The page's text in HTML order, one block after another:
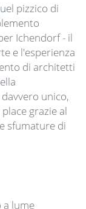
pizzico di
Ichendorf - il
e l'esperienza
di architetti
unico,
grazie al
sfumature di
a lume